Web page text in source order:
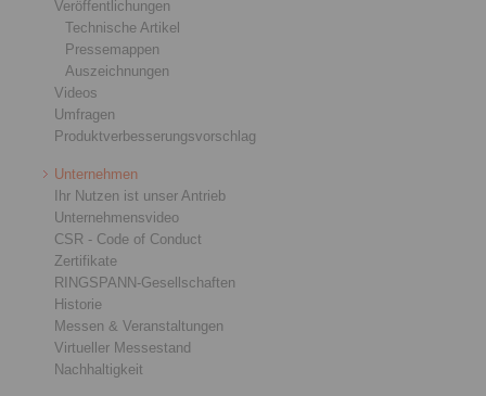
Veröffentlichungen
Technische Artikel
Pressemappen
Auszeichnungen
Videos
Umfragen
Produktverbesserungsvorschlag
Unternehmen
Ihr Nutzen ist unser Antrieb
Unternehmensvideo
CSR - Code of Conduct
Zertifikate
RINGSPANN-Gesellschaften
Historie
Messen & Veranstaltungen
Virtueller Messestand
Nachhaltigkeit